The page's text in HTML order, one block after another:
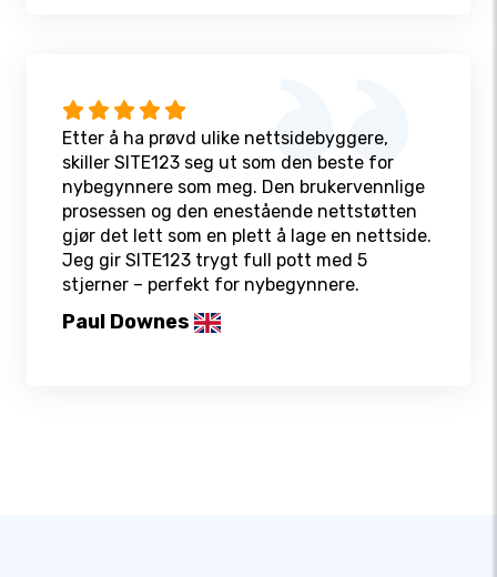
Etter å ha prøvd ulike nettsidebyggere,
skiller SITE123 seg ut som den beste for
nybegynnere som meg. Den brukervennlige
prosessen og den enestående nettstøtten
gjør det lett som en plett å lage en nettside.
Jeg gir SITE123 trygt full pott med 5
stjerner – perfekt for nybegynnere.
Paul Downes